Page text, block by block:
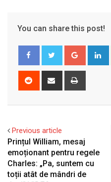
You can share this post!
Google+
Reddit
Share
Previous article
Prințul William, mesaj
emoționant pentru regele
Charles: „Pa, suntem cu
toții atât de mândri de